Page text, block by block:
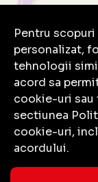
Contact
Informatii
Servicii clienti
© Copyright
Pentru
personalizat,
tehnologii
acord sa
cookie-uri sau
sectiunea
cookie-uri,
acordului.